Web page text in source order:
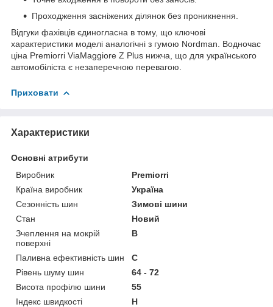
Проходження засніжених ділянок без проникнення.
Відгуки фахівців єдиногласна в тому, що ключові
характеристики моделі аналогічні з гумою Nordman. Водночас
ціна Premiorri ViaMaggiore Z Plus нижча, що для українського
автомобіліста є незаперечною перевагою.
Приховати
Характеристики
Основні атрибути
Виробник
Premiorri
Країна виробник
Україна
Сезонність шин
Зимові шини
Стан
Новий
Зчеплення на мокрій
поверхні
B
Паливна ефективність шин
C
Рівень шуму шин
64 - 72
Висота профілю шини
55
Індекс швидкості
H